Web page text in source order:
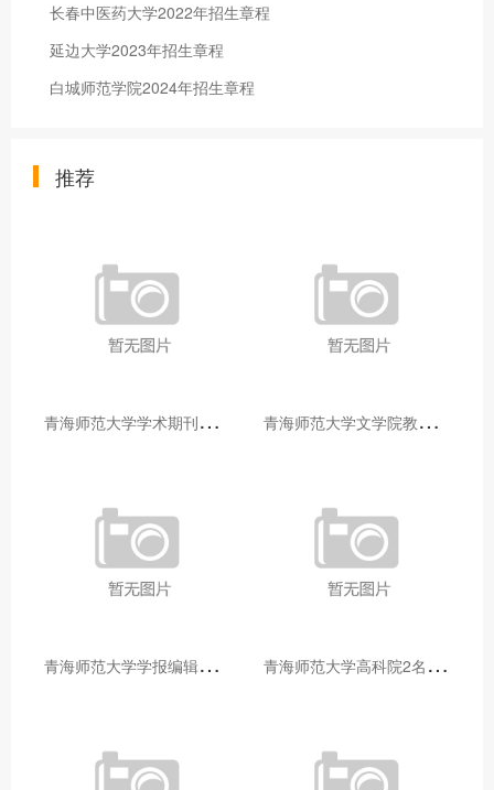
长春中医药大学2022年招生章程
延边大学2023年招生章程
白城师范学院2024年招生章程
推荐
青
海师范大学学术期刊两个专栏入选2025年青海省期刊重点专栏 青
海师范大学文学院教师赴山东省相关高校和学术机构交流学习
青
海师范大学学报编辑部赴大通县城关镇上毛佰胜村开展帮扶慰问活动 青
海师范大学高科院2名专家当选中国科学院院士